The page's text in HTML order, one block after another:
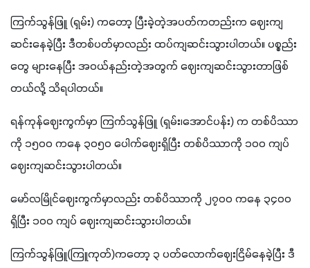
ကြက်သွန်ဖြူ (ရှမ်း) ကတော့ ပြီးခဲ့တဲ့အပတ်ကတည်းက ဈေးကျ
ဆင်းနေခဲ့ပြီး ဒီတစ်ပတ်မှာလည်း ထပ်ကျဆင်းသွားပါတယ်။ ပစ္စည်း
တွေ များနေပြီး အဝယ်နည်းတဲ့အတွက် ဈေးကျဆင်းသွားတာဖြစ်
တယ်လို့ သိရပါတယ်။
ရန်ကုန်ဈေးကွက်မှာ ကြက်သွန်ဖြူ (ရှမ်း၊အောင်ပန်း) က တစ်ပိဿာ
ကို ၁၅၀၀ ကနေ ၃၀၅၀ ပေါက်ဈေးရှိပြီး တစ်ပိဿာကို ၁၀၀ ကျပ်
ဈေးကျဆင်းသွားပါတယ်။
မော်လမြိုင်ဈေးကွက်မှာလည်း တစ်ပိဿာကို ၂၇၀၀ ကနေ ၃၄၀၀
ရှိပြီး ၁၀၀ ကျပ် ဈေးကျဆင်းသွားပါတယ်။
ကြက်သွန်ဖြူ(ကြူကုတ်)ကတော့ ၃ ပတ်လောက်ဈေးငြိမ်နေခဲ့ပြီး ဒီ